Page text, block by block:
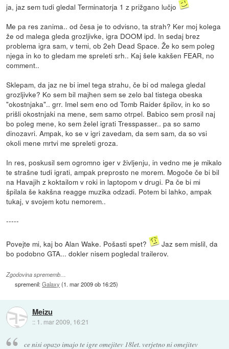
ja, jaz sem tudi gledal Terminatorja 1 z prižgano lučjo
Me pa res zanima.. od česa je to odvisno, ta strah? Ker moj kolega
že od malega gleda grozljivke, igra DOOM ipd. In sedaj brez
problema igra sam, v temi, ob 2eh Dead Space. Že ko sem poleg
njega in ko to gledam me spreleti srh.. Kaj šele kakšen FEAR, no
comment..
Sklepam, da jaz ne bi imel tega strahu, če bi od malega gledal
grozljivke? Ko sem bil majhen sem se zelo bal tistega obeska
"okostnjaka".. grr. Imel sem eno od Tomb Raider špilov, in ko so
prišli okostnjaki na mene, sem samo otrpel. Babico sem prosil naj
bo poleg mene, ko sem želel igrati Tresspasser.. pa so samo
dinozavri. Ampak, ko se v igri zavedam, da sem sam, da so vsi
okoli mene mrtvi me spreleti groza.
In res, poskusil sem ogromno iger v življenju, in vedno me je mikalo
te strašne tudi igrati, ampak preprosto ne morem. Mogoče če bi bil
na Havajih z koktailom v roki in laptopom v drugi. Pa če bi mi
špilala še kakšna reagge muzika odzadi. Potem bi lahko, ampak
tukaj, v svojem kotu nemorem..
-----
Povejte mi, kaj bo Alan Wake. Pošasti spet?
Jaz sem mislil, da
bo podobno GTA... dokler nisem pogledal trailerov.
Zgodovina sprememb…
spremenil:Galaxy (1. mar 2009 ob 16:25)
Meizu
:: 1. mar 2009, 16:21
ce nisi opazo imajo te igre omejitev 18let. verjetno ni omejitev